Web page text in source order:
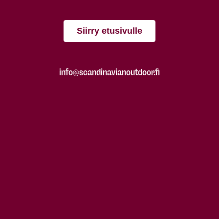
Siirry etusivulle
info@scandinavianoutdoor.fi